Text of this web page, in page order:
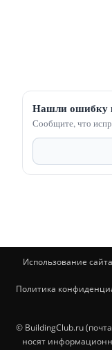
Нашли ошибку
Сообщите, что
Использование
Политика
© BuildingClub.ru
носят